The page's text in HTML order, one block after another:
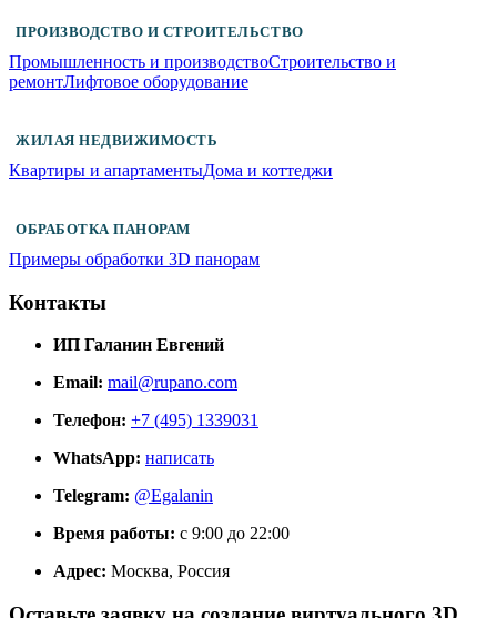
ПРОИЗВОДСТВО И СТРОИТЕЛЬСТВО
Промышленность и производствоСтроительство и
ремонтЛифтовое оборудование
ЖИЛАЯ НЕДВИЖИМОСТЬ
Квартиры и апартаментыДома и коттеджи
ОБРАБОТКА ПАНОРАМ
Примеры обработки 3D панорам
Контакты
ИП Галанин Евгений
Email: mail@rupano.com
Телефон: +7 (495) 1339031
WhatsApp: написать
Telegram: @Egalanin
Время работы: с 9:00 до 22:00
Адрес: Москва, Россия